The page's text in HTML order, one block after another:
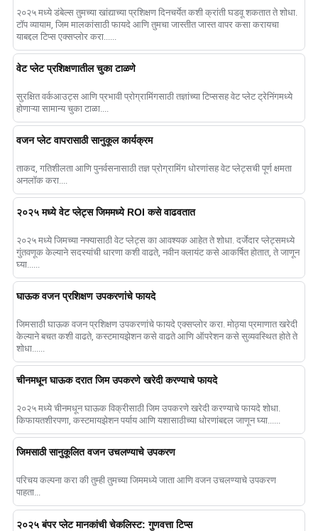
२०२५ मध्ये डंबेल्स तुमच्या खांद्याच्या प्रशिक्षण दिनचर्येत कशी क्रांती घडवू शकतात ते शोधा.
टॉप व्यायाम, जिम मालकांसाठी फायदे आणि तुमचा जास्तीत जास्त वापर कसा करायचा
याबद्दल टिप्स एक्सप्लोर करा......
वेट प्लेट प्रशिक्षणातील चुका टाळणे
सुरक्षित वर्कआउट्स आणि प्रभावी प्रोग्रामिंगसाठी तज्ञांच्या टिप्ससह वेट प्लेट ट्रेनिंगमध्ये
होणाऱ्या सामान्य चुका टाळा....
वजन प्लेट वापरासाठी सानुकूल कार्यक्रम
ताकद, गतिशीलता आणि पुनर्वसनासाठी तज्ञ प्रोग्रामिंग धोरणांसह वेट प्लेट्सची पूर्ण क्षमता
अनलॉक करा....
२०२५ मध्ये वेट प्लेट्स जिममध्ये ROI कसे वाढवतात
२०२५ मध्ये जिमच्या नफ्यासाठी वेट प्लेट्स का आवश्यक आहेत ते शोधा. दर्जेदार प्लेट्समध्ये
गुंतवणूक केल्याने सदस्यांची धारणा कशी वाढते, नवीन क्लायंट कसे आकर्षित होतात, ते जाणून
घ्या......
घाऊक वजन प्रशिक्षण उपकरणांचे फायदे
जिमसाठी घाऊक वजन प्रशिक्षण उपकरणांचे फायदे एक्सप्लोर करा. मोठ्या प्रमाणात खरेदी
केल्याने बचत कशी वाढते, कस्टमायझेशन कसे वाढते आणि ऑपरेशन कसे सुव्यवस्थित होते ते
शोधा......
चीनमधून घाऊक दरात जिम उपकरणे खरेदी करण्याचे फायदे
२०२५ मध्ये चीनमधून घाऊक विक्रीसाठी जिम उपकरणे खरेदी करण्याचे फायदे शोधा.
किफायतशीरपणा, कस्टमायझेशन पर्याय आणि यशासाठीच्या धोरणांबद्दल जाणून घ्या......
जिमसाठी सानुकूलित वजन उचलण्याचे उपकरण
परिचय कल्पना करा की तुम्ही तुमच्या जिममध्ये जाता आणि वजन उचलण्याचे उपकरण
पाहता...
२०२५ बंपर प्लेट मानकांची चेकलिस्ट: गुणवत्ता टिप्स